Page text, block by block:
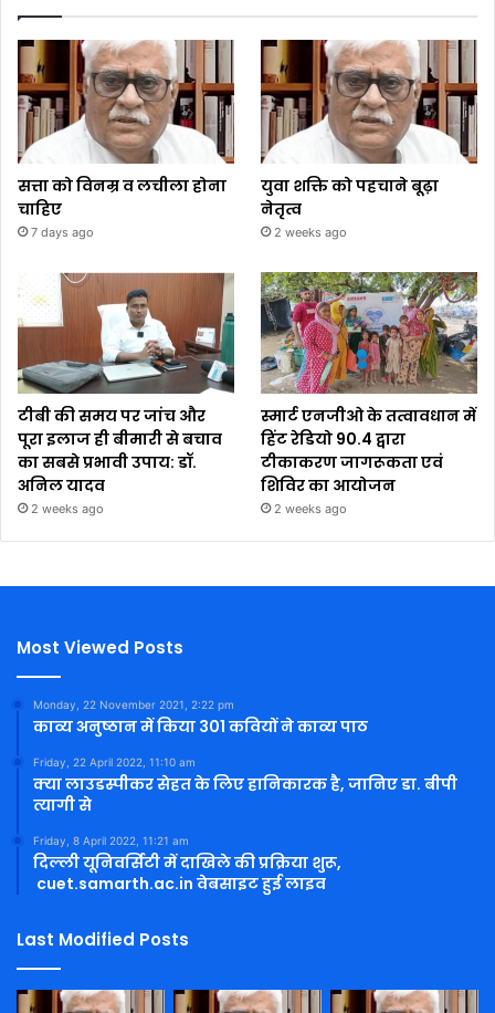
सत्ता को विनम्र व लचीला होना
चाहिए
7 days ago
युवा शक्ति को पहचाने बूढ़ा
नेतृत्व
2 weeks ago
टीबी की समय पर जांच और
पूरा इलाज ही बीमारी से बचाव
का सबसे प्रभावी उपाय: डॉ.
अनिल यादव
2 weeks ago
स्मार्ट एनजीओ के तत्वावधान में
हिंट रेडियो 90.4 द्वारा
टीकाकरण जागरूकता एवं
शिविर का आयोजन
2 weeks ago
Most Viewed Posts
Monday, 22 November 2021, 2:22 pm
काव्य अनुष्ठान में किया 301 कवियों ने काव्य पाठ
Friday, 22 April 2022, 11:10 am
क्या लाउडस्पीकर सेहत के लिए हानिकारक है, जानिए डा. बीपी
त्यागी से
Friday, 8 April 2022, 11:21 am
दिल्ली यूनिवर्सिटी में दाखिले की प्रक्रिया शुरू,
cuet.samarth.ac.in वेबसाइट हुई लाइव
Last Modified Posts